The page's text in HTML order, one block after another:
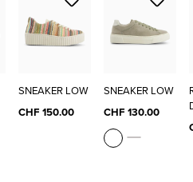
SNEAKER LOW
CHF 150.00
SNEAKER LOW
CHF 130.00